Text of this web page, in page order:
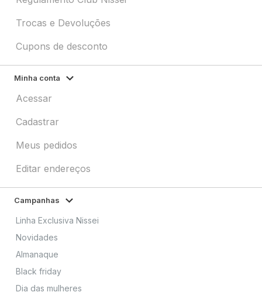
Trocas e Devoluções
Cupons de desconto
Minha conta
Acessar
Cadastrar
Meus pedidos
Editar endereços
Campanhas
Linha Exclusiva Nissei
Novidades
Almanaque
Black friday
Dia das mulheres